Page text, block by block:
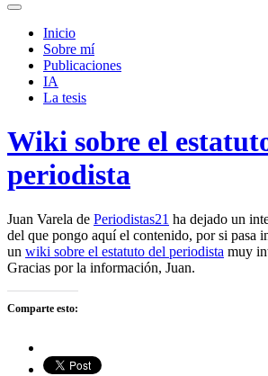
Alternar
campo
búsqueda
Inicio
Sobre mí­
Publicaciones
IA
La tesis
Wiki sobre el
periodista
Juan Varela de Periodistas21 ha dejado un
del que pongo aquí el contenido, por si pasa
un wiki sobre el estatuto del periodista muy
Gracias por la información, Juan.
Comparte esto: